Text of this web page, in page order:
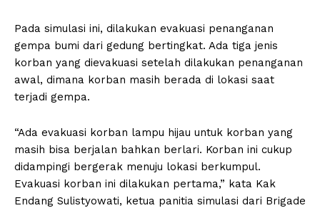
Pada simulasi ini, dilakukan evakuasi penanganan
gempa bumi dari gedung bertingkat. Ada tiga jenis
korban yang dievakuasi setelah dilakukan penanganan
awal, dimana korban masih berada di lokasi saat
terjadi gempa.
“Ada evakuasi korban lampu hijau untuk korban yang
masih bisa berjalan bahkan berlari. Korban ini cukup
didampingi bergerak menuju lokasi berkumpul.
Evakuasi korban ini dilakukan pertama,” kata Kak
Endang Sulistyowati, ketua panitia simulasi dari Brigade